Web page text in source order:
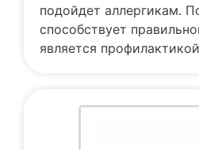
подойдет аллергикам.
способствует
является